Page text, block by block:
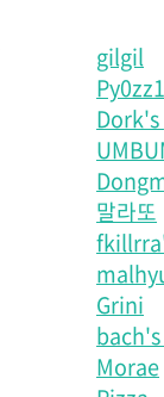
gilgil
말라또
Grini
Morae